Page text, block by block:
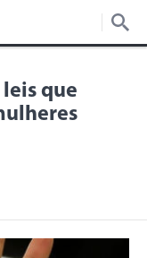
leis que